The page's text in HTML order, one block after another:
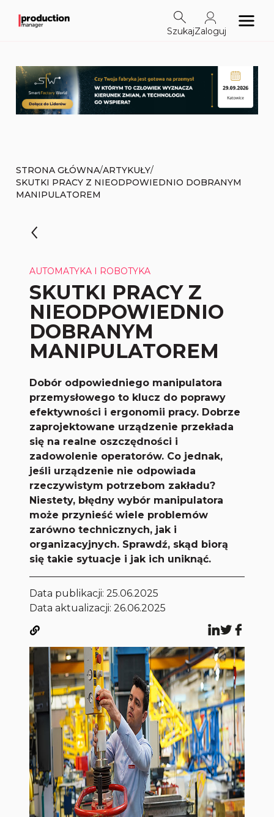
SzukajZaloguj
STRONA GŁÓWNA/ARTYKUŁY/
SKUTKI PRACY Z NIEODPOWIEDNIO DOBRANYM
MANIPULATOREM
AUTOMATYKA I ROBOTYKA
SKUTKI PRACY Z
NIEODPOWIEDNIO
DOBRANYM
MANIPULATOREM
Dobór odpowiedniego manipulatora
przemysłowego to klucz do poprawy
efektywności i ergonomii pracy. Dobrze
zaprojektowane urządzenie przekłada
się na realne oszczędności i
zadowolenie operatorów. Co jednak,
jeśli urządzenie nie odpowiada
rzeczywistym potrzebom zakładu?
Niestety, błędny wybór manipulatora
może przynieść wiele problemów
zarówno technicznych, jak i
organizacyjnych. Sprawdź, skąd biorą
się takie sytuacje i jak ich uniknąć.
Data publikacji:25.06.2025
Data aktualizacji: 26.06.2025